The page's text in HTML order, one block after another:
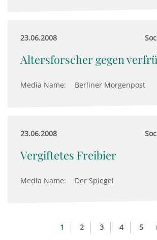
23.06.2008
Altersforscher gegen
Media Name: Berliner Morgenpost
23.06.2008
Vergiftetes Freibier
Media Name: Der Spiegel
1 2 3 4 5